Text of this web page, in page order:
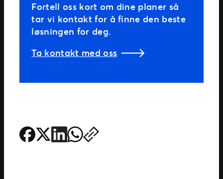
Fortell oss kort om dine planer så
tar vi kontakt for å finne den beste
løsningen for deg.
Ta kontakt med oss